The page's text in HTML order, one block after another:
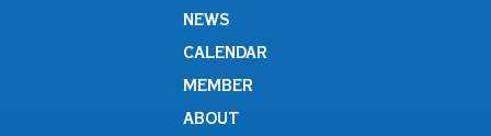
NEWS
CALENDAR
MEMBER
ABOUT